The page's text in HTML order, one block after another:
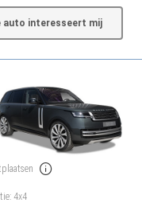
auto interesseert mij
4x4